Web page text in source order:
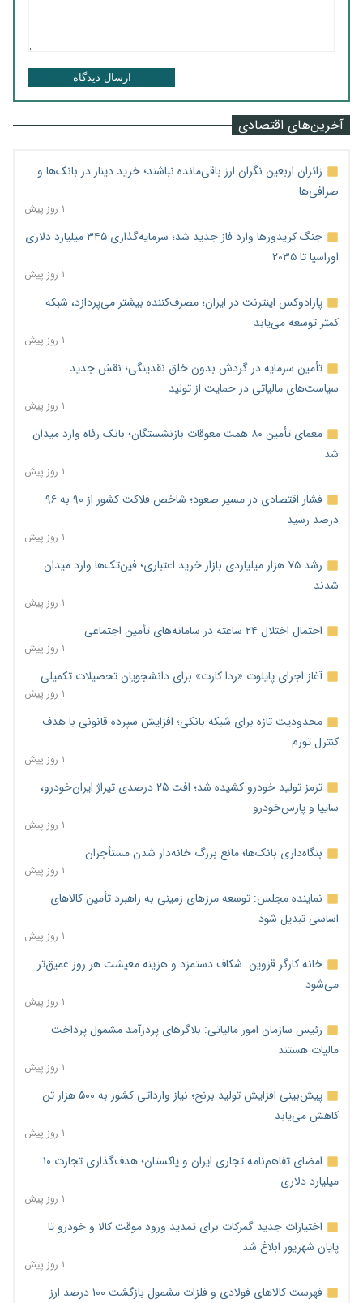
ارسال دیدگاه
آخرین‌های اقتصادی
زائران اربعین نگران ارز باقی‌مانده نباشند؛ خرید دینار در بانک‌ها و
صرافی‌ها
۱ روز پیش
جنگ کریدورها وارد فاز جدید شد؛ سرمایه‌گذاری ۳۴۵ میلیارد دلاری
اوراسیا تا ۲۰۳۵
۱ روز پیش
پارادوکس اینترنت در ایران؛ مصرف‌کننده بیشتر می‌پردازد، شبکه
کمتر توسعه می‌یابد
۱ روز پیش
تأمین سرمایه در گردش بدون خلق نقدینگی؛ نقش جدید
سیاست‌های مالیاتی در حمایت از تولید
۱ روز پیش
معمای تأمین ۸۰ همت معوقات بازنشستگان؛ بانک رفاه وارد میدان
شد
۱ روز پیش
فشار اقتصادی در مسیر صعود؛ شاخص فلاکت کشور از ۹۰ به ۹۶
درصد رسید
۱ روز پیش
رشد ۷۵ هزار میلیاردی بازار خرید اعتباری؛ فین‌تک‌ها وارد میدان
شدند
۱ روز پیش
احتمال اختلال ۲۴ ساعته در سامانه‌های تأمین اجتماعی
۱ روز پیش
آغاز اجرای پایلوت «ردا کارت» برای دانشجویان تحصیلات تکمیلی
۱ روز پیش
محدودیت تازه برای شبکه بانکی؛ افزایش سپرده قانونی با هدف
کنترل تورم
۱ روز پیش
ترمز تولید خودرو کشیده شد؛ افت ۲۵ درصدی تیراژ ایران‌خودرو،
سایپا و پارس‌خودرو
۱ روز پیش
بنگاه‌داری بانک‌ها؛ مانع بزرگ خانه‌دار شدن مستأجران
۱ روز پیش
نماینده مجلس: توسعه مرزهای زمینی به راهبرد تأمین کالاهای
اساسی تبدیل شود
۱ روز پیش
خانه کارگر قزوین: شکاف دستمزد و هزینه معیشت هر روز عمیق‌تر
می‌شود
۱ روز پیش
رئیس سازمان امور مالیاتی: بلاگرهای پردرآمد مشمول پرداخت
مالیات هستند
۱ روز پیش
پیش‌بینی افزایش تولید برنج؛ نیاز وارداتی کشور به ۵۰۰ هزار تن
کاهش می‌یابد
۱ روز پیش
امضای تفاهم‌نامه تجاری ایران و پاکستان؛ هدف‌گذاری تجارت ۱۰
میلیارد دلاری
۱ روز پیش
اختیارات جدید گمرکات برای تمدید ورود موقت کالا و خودرو تا
پایان شهریور ابلاغ شد
۱ روز پیش
فهرست کالاهای فولادی و فلزات مشمول بازگشت ۱۰۰ درصد ارز